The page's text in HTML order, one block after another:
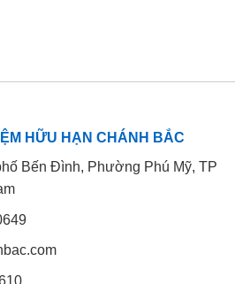
HỮU HẠN CHÁNH BẮC
Bến Đình, Phường Phú Mỹ, TP